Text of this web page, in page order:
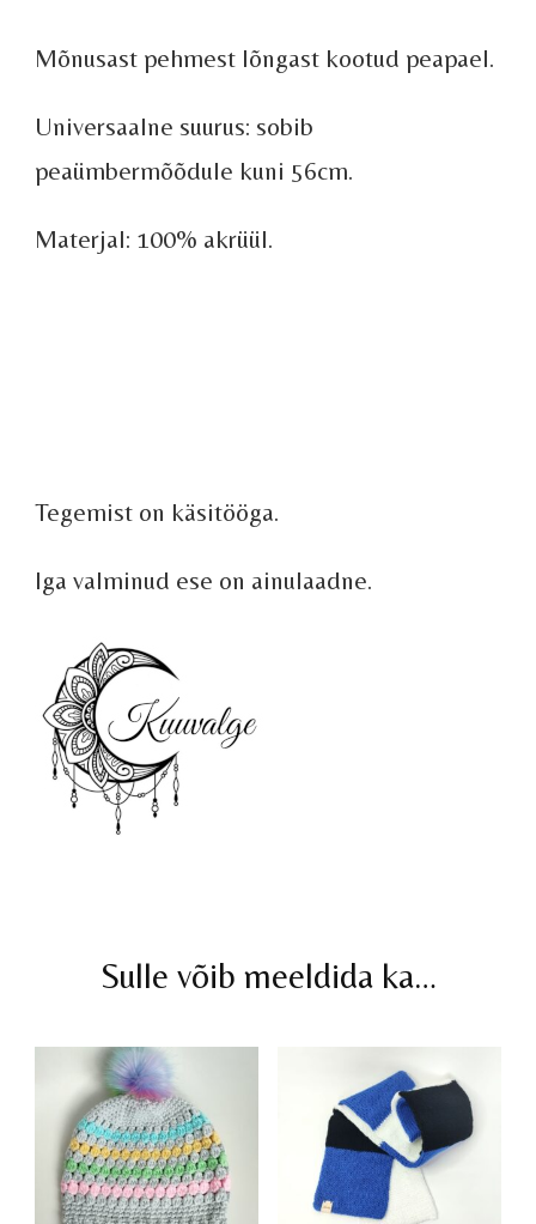
Mõnusast pehmest lõngast kootud peapael.
Universaalne suurus: sobib
peaümbermõõdule kuni 56cm.
Materjal: 100% akrüül.
Tegemist on käsitööga.
Iga valminud ese on ainulaadne.
Sulle võib meeldida ka…